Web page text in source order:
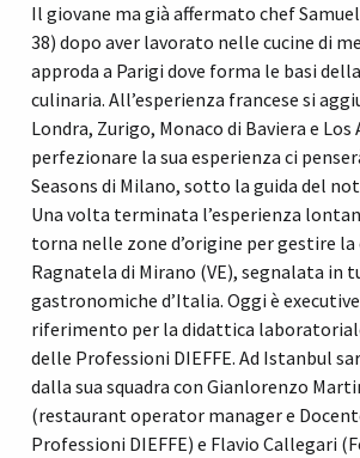
Il giovane ma già affermato chef
38) dopo aver lavorato nelle cucine di
approda a Parigi dove forma le basi
culinaria. All’esperienza francese si
Londra, Zurigo, Monaco di Baviera e Los
perfezionare la sua esperienza ci
Seasons di Milano, sotto la guida del
Una volta terminata l’esperienza
torna nelle zone d’origine per gestire la
Ragnatela di Mirano (VE), segnalata in
gastronomiche d’Italia. Oggi è
riferimento per la didattica
delle Professioni DIEFFE. Ad Istanbul
dalla sua squadra con Gianlorenzo
(restaurant operator manager e
Professioni DIEFFE) e Flavio Callegari